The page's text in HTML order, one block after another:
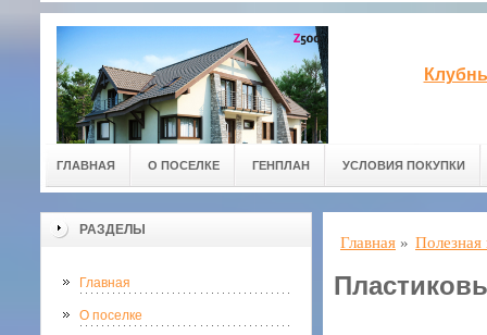
ГЛАВНАЯ О ПОСЕЛКЕ ГЕНПЛАН УСЛОВИЯ ПОКУПКИ
РАЗДЕЛЫ
Главная
О поселке
Главная »